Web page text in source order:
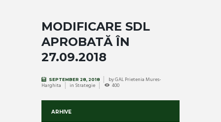
MODIFICARE SDL
APROBATĂ ÎN
27.09.2018
SEPTEMBER 28, 2018 byGAL Prietenia Mures-
Harghita in Strategie 400
ARHIVE